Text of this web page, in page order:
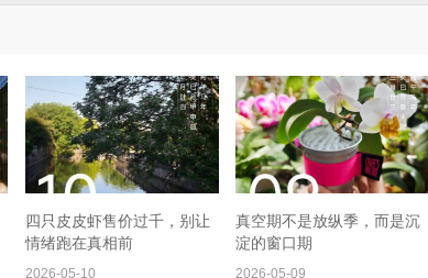
四只皮皮虾售价过千，别让
情绪跑在真相前
2026-05-10
真空期不是放纵季，而是沉
淀的窗口期
2026-05-09